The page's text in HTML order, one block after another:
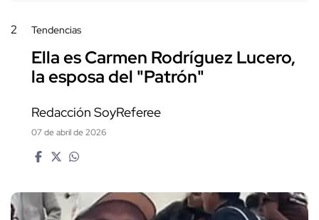
2 Tendencias
Ella es Carmen Rodríguez Lucero,
la esposa del "Patrón"
Redacción SoyReferee
07 de abril de 2026